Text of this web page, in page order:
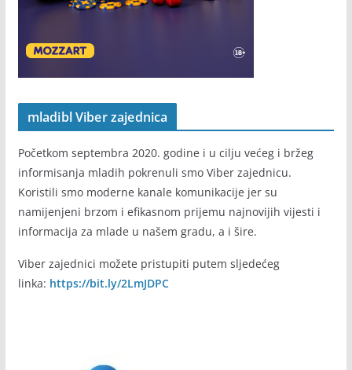
mladibl Viber zajednica
Početkom septembra 2020. godine i u cilju većeg i bržeg
Koristili smo moderne kanale komunikacije jer su
namijenjeni brzom i efikasnom prijemu najnovijih vijesti i
https://bit.ly/2LmJDPC